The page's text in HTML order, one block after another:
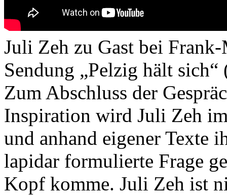
Juli Zeh zu Gast bei
Sendung „Pelzig hält
Zum Abschluss der
Inspiration wird Juli Zeh
und anhand eigener Texte
lapidar formulierte Frage
Kopf komme. Juli Zeh ist